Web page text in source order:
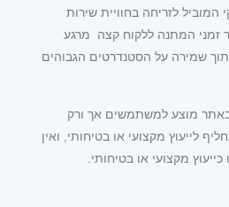
לזריחה בחוויית שירות
זמני המתנה ללקוח קצה מרגע
שמירה על הסטנדרטים הגבוהים
באתר מוצע למשתמשים אך ורק
לייעוץ מקצועי או בטיחותי, ואין
מקצועי או בטיחותי.